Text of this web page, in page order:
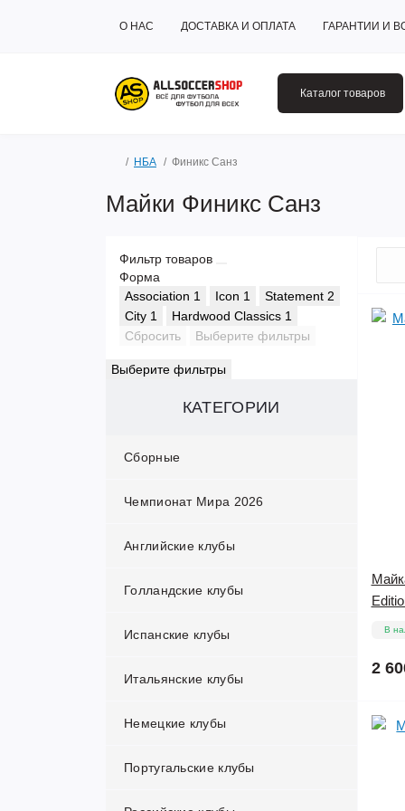
О НАС ДОСТАВКА И ОПЛАТА ГАРАНТИИ И
Каталог товаров
НБА Финикс Санз
Майки Финикс Санз
Фильтр товаров
Форма
Association 1 Icon 1 Statement 2
City 1 Hardwood Classics 1
Сбросить
Выберите фильтры
Выберите фильтры
КАТЕГОРИИ
Сборные
Австралия
Алжир
Англия
Аргентина
Бельгия
Болгария
Бразилия
Чемпионат Мира 2026
Английские клубы
Арсенал
Астон Вилла
Бирмингем
Блэкберн Роверс
Болтон
Голландские клубы
Аякс
ПСВ
Фейеноорд
Испанские клубы
Алавес
Альбасете
Альмерия
Итальянские клубы
Аталанта
Бари
Немецкие клубы
Айнтрахт Франкфурт
Португальские клубы
В
2